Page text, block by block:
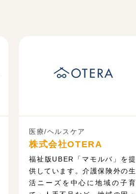
医療/ヘルスケア
株式会社OTERA
福祉版UBER「マモルバ」を提
供しています。介護保険外の生
活ニーズを中心に地域の子育